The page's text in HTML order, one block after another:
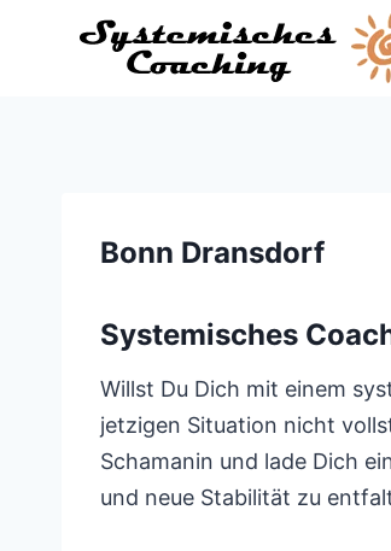
Bonn Dransdorf
Systemisches
Willst Du Dich mit einem
jetzigen Situation nicht
Schamanin und lade Dich
und neue Stabilität zu